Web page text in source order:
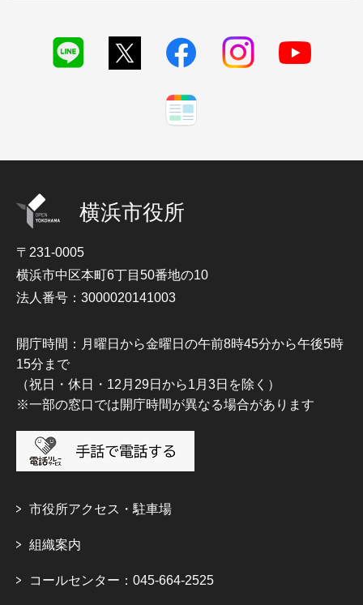
横浜市役所
〒231-0005
横浜市中区本町6丁目50番地の10
法人番号：3000020141003
開庁時間：月曜日から金曜日の午前8時45分から午後5時
15分まで
（祝日・休日・12月29日から1月3日を除く）
※一部の窓口では開庁時間が異なる場合があります
市役所アクセス・駐車場
組織案内
コールセンター：045-664-2525